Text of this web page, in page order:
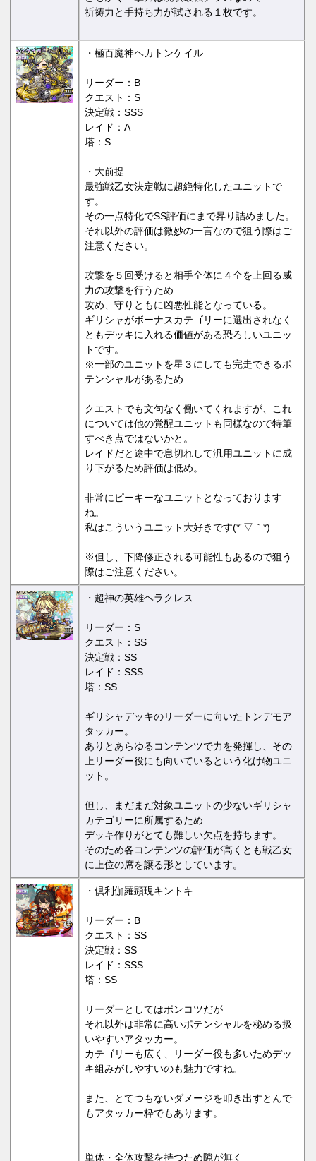
祈祷力と手持ち力が試される１枚です。
・極百魔神ヘカトンケイル
リーダー：B
クエスト：S
決定戦：SSS
レイド：A
塔：S
・大前提
最強戦乙女決定戦に超絶特化したユニットで
す。
その一点特化でSS評価にまで昇り詰めました。
それ以外の評価は微妙の一言なので狙う際はご
注意ください。
攻撃を５回受けると相手全体に４全を上回る威
力の攻撃を行うため
攻め、守りともに凶悪性能となっている。
ギリシャがボーナスカテゴリーに選出されなく
ともデッキに入れる価値がある恐ろしいユニッ
トです。
※一部のユニットを星３にしても完走できるポ
テンシャルがあるため
クエストでも文句なく働いてくれますが、これ
については他の覚醒ユニットも同様なので特筆
すべき点ではないかと。
レイドだと途中で息切れして汎用ユニットに成
り下がるため評価は低め。
非常にピーキーなユニットとなっております
ね。
私はこういうユニット大好きです(*´▽｀*)
※但し、下降修正される可能性もあるので狙う
際はご注意ください。
・超神の英雄ヘラクレス
リーダー：S
クエスト：SS
決定戦：SS
レイド：SSS
塔：SS
ギリシャデッキのリーダーに向いたトンデモア
タッカー。
ありとあらゆるコンテンツで力を発揮し、その
上リーダー役にも向いているという化け物ユニ
ット。
但し、まだまだ対象ユニットの少ないギリシャ
カテゴリーに所属するため
デッキ作りがとても難しい欠点を持ちます。
そのため各コンテンツの評価が高くとも戦乙女
に上位の席を譲る形としています。
・倶利伽羅顕現キントキ
リーダー：B
クエスト：SS
決定戦：SS
レイド：SSS
塔：SS
リーダーとしてはポンコツだが
それ以外は非常に高いポテンシャルを秘める扱
いやすいアタッカー。
カテゴリーも広く、リーダー役も多いためデッ
キ組みがしやすいのも魅力ですね。
また、とてつもないダメージを叩き出すとんで
もアタッカー枠でもあります。
単体・全体攻撃を持つため隙が無く